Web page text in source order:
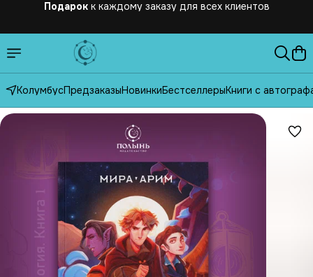
КолумбусПредзаказыНовинкиБестселлерыКниги с